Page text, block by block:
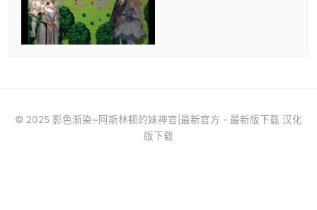
© 2025 影色渐染~阿斯林顿的妹神官|最新官方 - 最新版下载 汉化
版下载